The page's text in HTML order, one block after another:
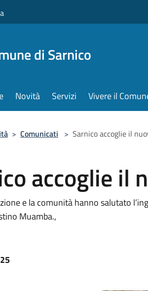
di Sarnico
Novità Servizi Vivere il
> Comunicati > Sarnico accoglie il
accoglie il
e la comunità hanno salutato
Muamba.,